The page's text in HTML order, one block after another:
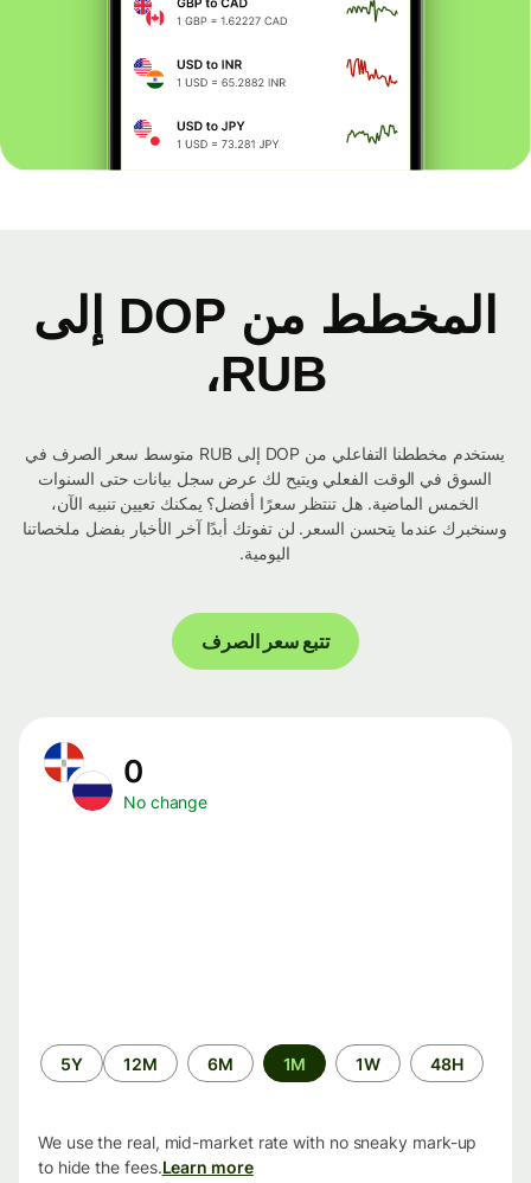
المخطط من DOP إلى
RUB،
يستخدم مخططنا التفاعلي من DOP إلى RUB متوسط ​​سعر الصرف في
السوق في الوقت الفعلي ويتيح لك عرض سجل بيانات حتى السنوات
الخمس الماضية. هل تنتظر سعرًا أفضل؟ يمكنك تعيين تنبيه الآن،
وسنخبرك عندما يتحسن السعر. لن تفوتك أبدًا آخر الأخبار بفضل ملخصاتنا
اليومية.
تتبع سعر الصرف
No change
الفترة
الزمنية
48H
1W
1M
6M
12M
5Y
We use the real, mid-market rate with no sneaky mark-up
to hide the fees.Learn more